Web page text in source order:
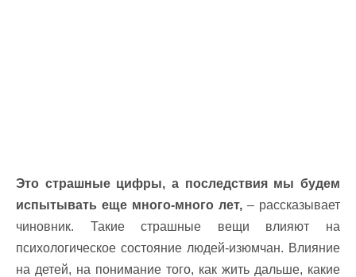
Это страшные цифры, а последствия мы будем
испытывать еще много-много лет, – рассказывает
чиновник. Такие страшные вещи влияют на
психологическое состояние людей-изюмчан. Влияние
на детей, на понимание того, как жить дальше, какие